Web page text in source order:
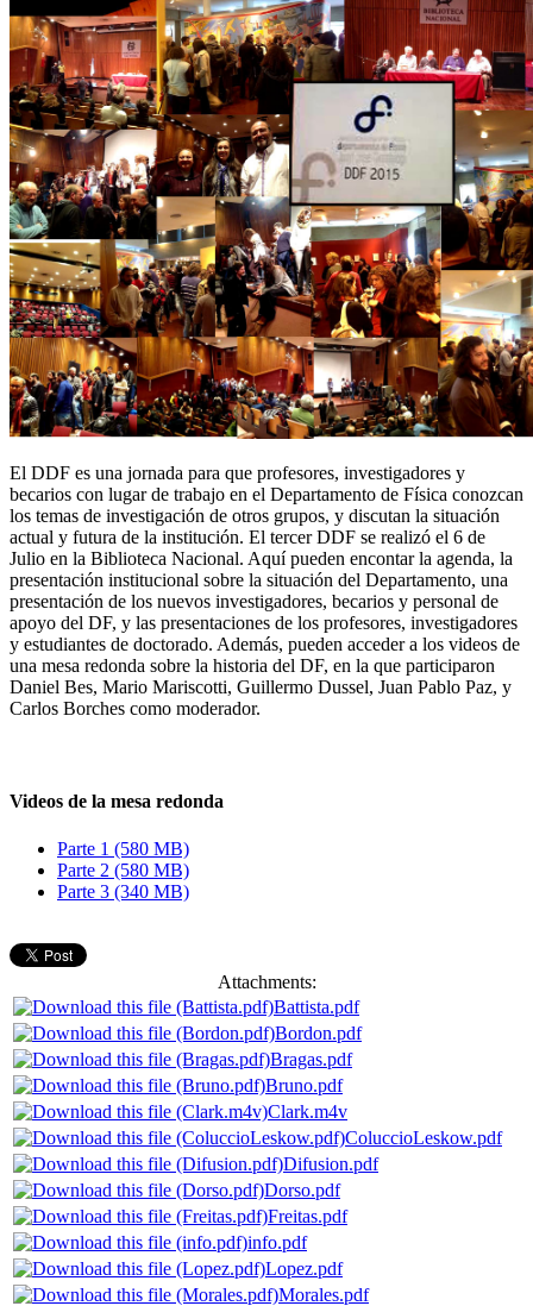
El DDF es una jornada para que profesores, investigadores y
becarios con lugar de trabajo en el Departamento de Física conozcan
los temas de investigación de otros grupos, y discutan la situación
actual y futura de la institución. El tercer DDF se realizó el 6 de
Julio en la Biblioteca Nacional. Aquí pueden encontar la agenda, la
presentación institucional sobre la situación del Departamento, una
presentación de los nuevos investigadores, becarios y personal de
apoyo del DF, y las presentaciones de los profesores, investigadores
y estudiantes de doctorado. Además, pueden acceder a los videos de
una mesa redonda sobre la historia del DF, en la que participaron
Daniel Bes, Mario Mariscotti, Guillermo Dussel, Juan Pablo Paz, y
Carlos Borches como moderador.
Videos de la mesa redonda
Parte 1 (580 MB)
Parte 2 (580 MB)
Parte 3 (340 MB)
Attachments:
Battista.pdf
Bordon.pdf
Bragas.pdf
Bruno.pdf
Clark.m4v
ColuccioLeskow.pdf
Difusion.pdf
Dorso.pdf
Freitas.pdf
info.pdf
Lopez.pdf
Morales.pdf